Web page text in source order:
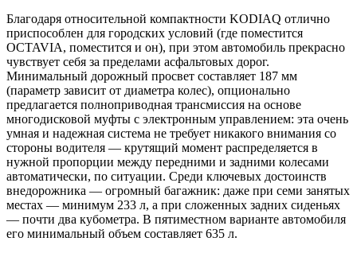
Благодаря относительной компактности KODIAQ отлично
приспособлен для городских условий (где поместится
OCTAVIA, поместится и он), при этом автомобиль прекрасно
чувствует себя за пределами асфальтовых дорог.
Минимальный дорожный просвет составляет 187 мм
(параметр зависит от диаметра колес), опционально
предлагается полноприводная трансмиссия на основе
многодисковой муфты с электронным управлением: эта очень
умная и надежная система не требует никакого внимания со
стороны водителя — крутящий момент распределяется в
нужной пропорции между передними и задними колесами
автоматически, по ситуации. Среди ключевых достоинств
внедорожника — огромный багажник: даже при семи занятых
местах — минимум 233 л, а при сложенных задних сиденьях
— почти два кубометра. В пятиместном варианте автомобиля
его минимальный объем составляет 635 л.